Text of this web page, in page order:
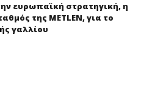
ευρωπαϊκή στρατηγική, η
της METLEN, για το
γαλλίου